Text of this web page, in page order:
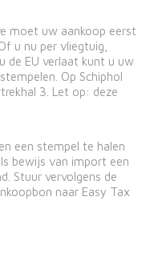
moet uw aankoop eerst
u nu per vliegtuig,
de EU verlaat kunt u uw
Op Schiphol
3. Let op: deze
een stempel te halen
bewijs van import een
Stuur vervolgens de
naar Easy Tax